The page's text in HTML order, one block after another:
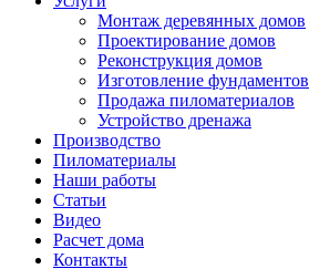
Монтаж деревянных домов
Проектирование домов
Реконструкция домов
Изготовление фундаментов
Продажа пиломатериалов
Устройство дренажа
Производство
Пиломатериалы
Наши работы
Статьи
Видео
Расчет дома
Контакты